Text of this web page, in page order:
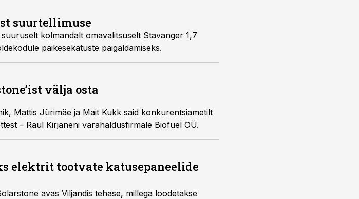
suurtellimuse
kolmandalt omavalitsuselt Stavanger 1,7
päikesekatuste paigaldamiseks.
välja osta
Mattis Jürimäe ja Mait Kukk said konkurentsiametilt
– Raul Kirjaneni varahaldusfirmale Biofuel OÜ.
elektrit tootvate katusepaneelide
avas Viljandis tehase, millega loodetakse